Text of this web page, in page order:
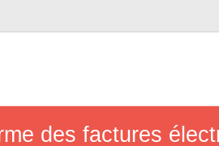
des factures